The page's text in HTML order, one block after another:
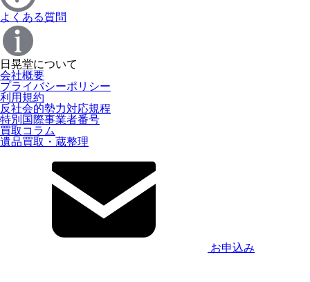
よくある質問
日晃堂について
会社概要
プライバシーポリシー
利用規約
反社会的勢力対応規程
特別国際事業者番号
買取コラム
遺品買取・蔵整理
お申込み